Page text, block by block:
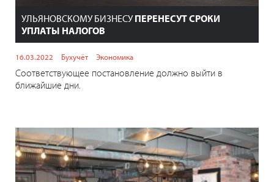
УЛЬЯНОВСКОМУ БИЗНЕСУПЕРЕНЕСУТ СРОКИ
УПЛАТЫ НАЛОГОВ
16.03.2022 Бухучёт Экономика
Соответствующее постановление должно выйти в
ближайшие дни.